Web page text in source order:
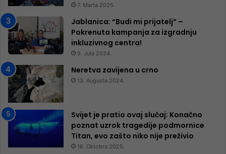
7. Marta 2025.
Jablanica: “Budi mi prijatelj” –
Pokrenuta kampanja za izgradnju
inkluzivnog centra!
9. Jula 2024.
Neretva zavijena u crno
13. Augusta 2024.
Svijet je pratio ovaj slučaj: Konačno
poznat uzrok tragedije podmornice
Titan, evo zašto niko nije preživio
16. Oktobra 2025.